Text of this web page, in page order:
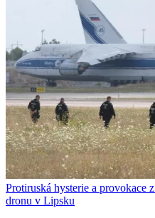
Protiruská hysterie a provokace
dronu v Lipsku